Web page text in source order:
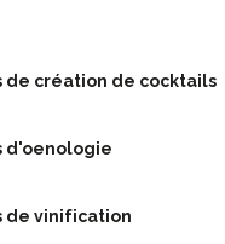
de création de cocktails
d'oenologie
de vinification